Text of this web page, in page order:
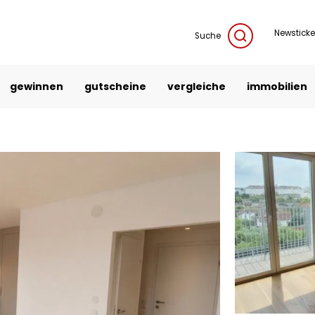
Suche
gewinnen gutscheine vergleiche immobilien